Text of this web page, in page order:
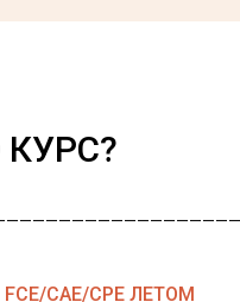
CAE/CPE ЛЕТОМ